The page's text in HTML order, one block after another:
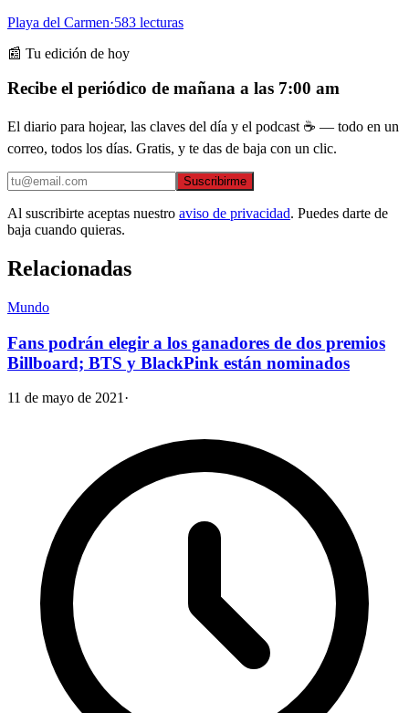
Playa del Carmen·583 lecturas
📰 Tu edición de hoy
Recibe el periódico de mañana a las 7:00 am
El diario para hojear, las claves del día y el podcast ☕ — todo en un
correo, todos los días. Gratis, y te das de baja con un clic.
Suscribirme
Al suscribirte aceptas nuestro aviso de privacidad. Puedes darte de
baja cuando quieras.
Relacionadas
Mundo
Fans podrán elegir a los ganadores de dos premios
Billboard; BTS y BlackPink están nominados
11 de mayo de 2021 ·